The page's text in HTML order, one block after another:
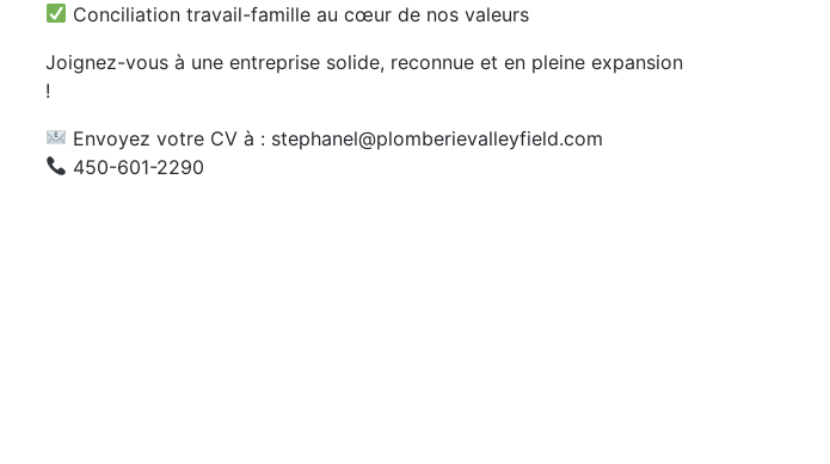
Conciliation travail-famille au cœur de nos valeurs
Joignez-vous à une entreprise solide, reconnue et en pleine expansion
!
Envoyez votre CV à : stephanel@plomberievalleyfield.com
450-601-2290